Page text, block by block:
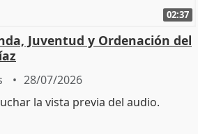
02:37
Juventud y Ordenación del
28/07/2026